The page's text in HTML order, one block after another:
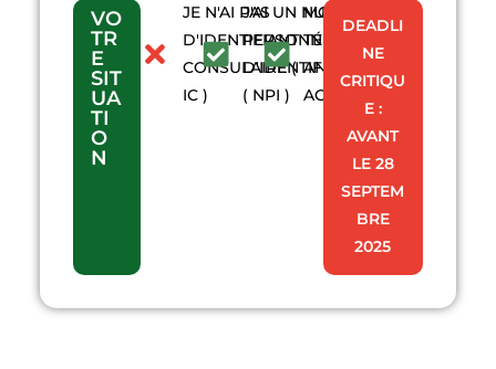
VO
TR
E
SIT
UA
TI
O
N
JE N'AI PAS
D'IDENTIFIANT
CONSULAIRE (
IC )
J'AI UN NUMÉRO
PERSONNEL
D'IDENTIFICATION
( NPI )
MON
TÉLÉPHONE
ANIP EST
ACTIF
DEADLI
NE
CRITIQU
E :
AVANT
LE 28
SEPTEM
BRE
2025